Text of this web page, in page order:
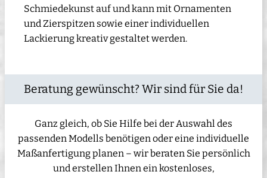
Schmiedekunst auf und kann mit Ornamenten
und Zierspitzen sowie einer individuellen
Lackierung kreativ gestaltet werden.
Beratung gewünscht? Wir sind für Sie da!
Ganz gleich, ob Sie Hilfe bei der Auswahl des
passenden Modells benötigen oder eine individuelle
Maßanfertigung planen – wir beraten Sie persönlich
und erstellen Ihnen ein kostenloses,